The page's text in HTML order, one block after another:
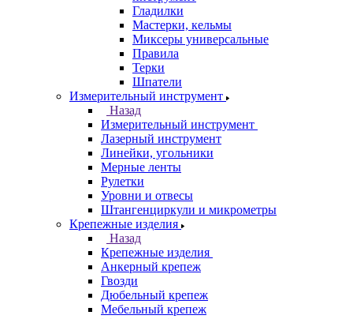
Гладилки
Мастерки, кельмы
Миксеры универсальные
Правила
Терки
Шпатели
Измерительный инструмент
Назад
Измерительный инструмент
Лазерный инструмент
Линейки, угольники
Мерные ленты
Рулетки
Уровни и отвесы
Штангенциркули и микрометры
Крепежные изделия
Назад
Крепежные изделия
Анкерный крепеж
Гвозди
Дюбельный крепеж
Мебельный крепеж